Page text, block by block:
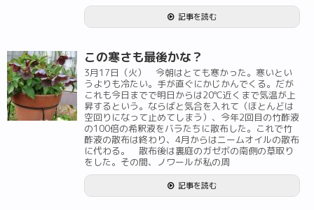
記事を読む
この寒さも最後かな？
3月17日（火） 今朝はとても寒かった。寒いとい
うよりも冷たい。手が直ぐにかじかんでくる。だが
これも今日までで明日からは20℃近くまで気温が上
昇するという。ならばと気合を入れて（ほとんどは
空回りになって止めてしまう）、今年2回目の竹酢液
の100倍の希釈液をバラたちに散布した。これで竹
酢液の散布は終わり、4月からはニームオイルの散布
に代わる。 散布後は裏庭のガゼボの南側の草取り
をした。その間、ノワールが私の周
記事を読む